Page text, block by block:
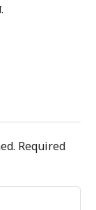
Required